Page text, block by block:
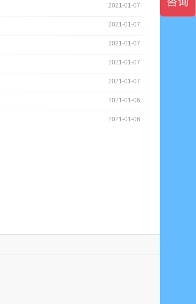
2021-01-07
2021-01-07
2021-01-07
2021-01-07
2021-01-07
2021-01-06
2021-01-06